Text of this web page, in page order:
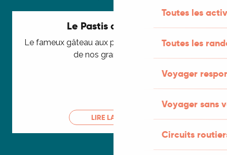
Toutes les
Toutes les
Voyager
Voyager sans
Circuits
Le Pastis du Quercy
Le fameux gâteau aux pommes et à l'eau de vie
de nos grands-mères
LIRE LA SUITE